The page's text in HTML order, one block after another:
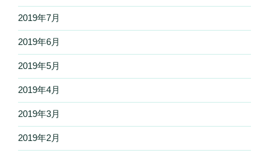
2019年7月
2019年6月
2019年5月
2019年4月
2019年3月
2019年2月